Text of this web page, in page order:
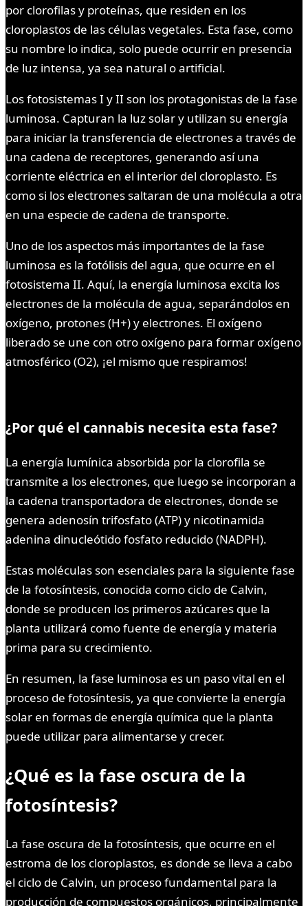
por clorofilas y proteínas, que residen en los
cloroplastos de las células vegetales. Esta fase, como
su nombre lo indica, solo puede ocurrir en presencia
de luz intensa, ya sea natural o artificial.
Los fotosistemas I y II son los protagonistas de la fase
luminosa. Capturan la luz solar y utilizan su energía
para iniciar la transferencia de electrones a través de
una cadena de receptores, generando así una
corriente eléctrica en el interior del cloroplasto. Es
como si los electrones saltaran de una molécula a otra
en una especie de cadena de transporte.
Uno de los aspectos más importantes de la fase
luminosa es la fotólisis del agua, que ocurre en el
fotosistema II. Aquí, la energía luminosa excita los
electrones de la molécula de agua, separándolos en
oxígeno, protones (H+) y electrones. El oxígeno
liberado se une con otro oxígeno para formar oxígeno
atmosférico (O2), ¡el mismo que respiramos!
¿Por qué el cannabis necesita esta fase?
La energía lumínica absorbida por la clorofila se
transmite a los electrones, que luego se incorporan a
la cadena transportadora de electrones, donde se
genera adenosín trifosfato (ATP) y nicotinamida
adenina dinucleótido fosfato reducido (NADPH).
Estas moléculas son esenciales para la siguiente fase
de la fotosíntesis, conocida como ciclo de Calvin,
donde se producen los primeros azúcares que la
planta utilizará como fuente de energía y materia
prima para su crecimiento.
En resumen, la fase luminosa es un paso vital en el
proceso de fotosíntesis, ya que convierte la energía
solar en formas de energía química que la planta
puede utilizar para alimentarse y crecer.
¿Qué es la fase oscura de la
fotosíntesis?
La fase oscura de la fotosíntesis, que ocurre en el
estroma de los cloroplastos, es donde se lleva a cabo
el ciclo de Calvin, un proceso fundamental para la
producción de compuestos orgánicos, principalmente